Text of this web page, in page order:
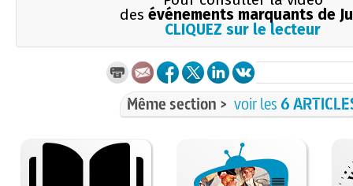
des événements marquants de
CLIQUEZ sur le lecteur
Même section > voir les6